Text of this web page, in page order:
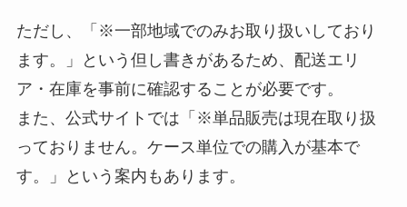
ただし、「※一部地域でのみお取り扱いしており
ます。」という但し書きがあるため、配送エリ
ア・在庫を事前に確認することが必要です。
また、公式サイトでは「※単品販売は現在取り扱
っておりません。ケース単位での購入が基本で
す。」という案内もあります。